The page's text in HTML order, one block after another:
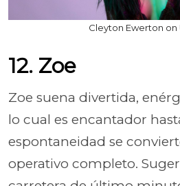
Cleyton Ewerton on
12. Zoe
Zoe suena divertida,
lo cual es encantador
espontaneidad se
operativo completo.